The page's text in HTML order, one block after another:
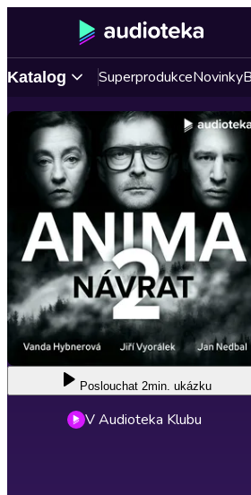
Katalog SuperprodukceNovinky
Poslouchat 2min. ukázku
V Audioteka Klubu